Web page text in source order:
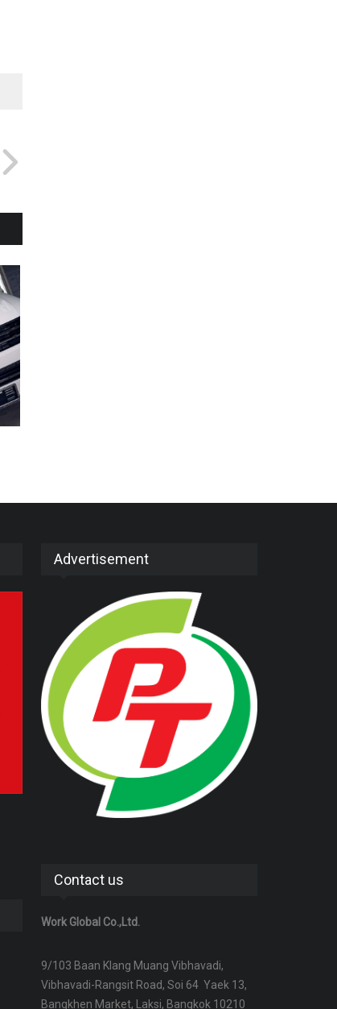
Advertisement
Contact us
Work Global Co.,Ltd.
9/103 Baan Klang Muang Vibhavadi,
Vibhavadi-Rangsit Road, Soi 64 Yaek 13,
Bangkhen Market, Laksi, Bangkok 10210